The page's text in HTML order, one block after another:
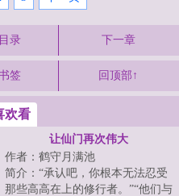
录 下一章
签 回顶部↑
欢看
让仙门再次伟大
作者：鹤守月满池
简介：“承认吧，你根本无法忍受
那些高高在上的修行者。”“他们与